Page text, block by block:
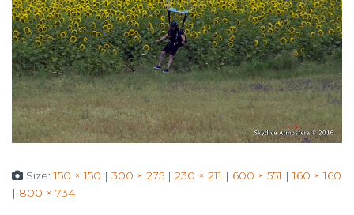
Size:150 × 150 | 300 × 275 | 230 × 211 | 600 × 551 | 160 × 160
| 800 × 734